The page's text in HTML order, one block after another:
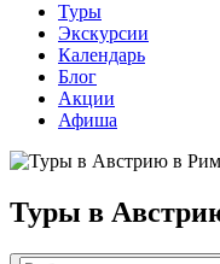
Туры
Экскурсии
Календарь
Блог
Акции
Афиша
Туры в